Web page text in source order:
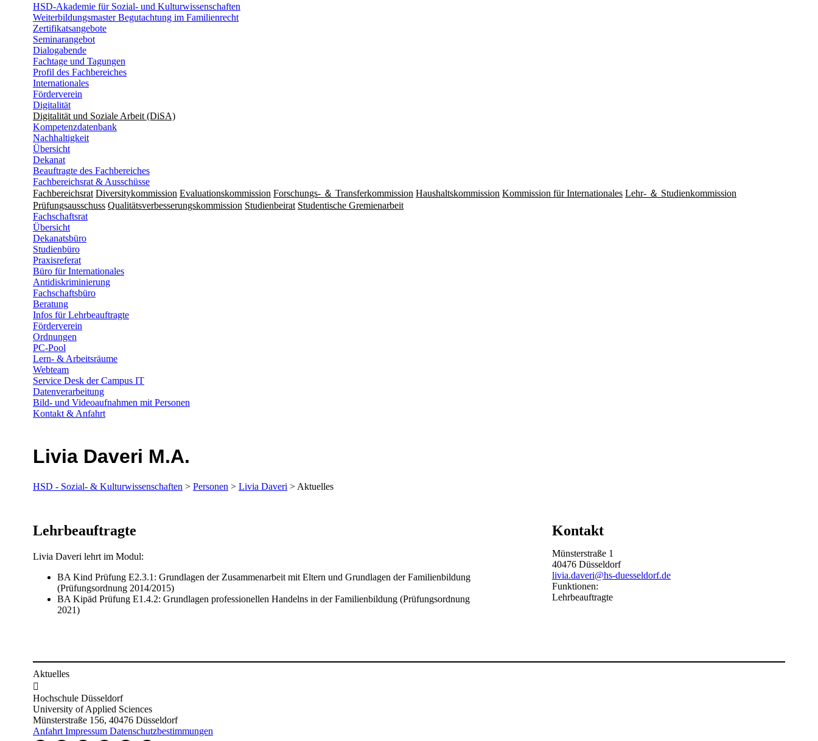
HSD-Akademie für Sozial- und Kulturwissenschaften
Weiterbildungsmaster Begutachtung im Familienrecht
Zertifikatsangebote
Seminarangebot
Dialogabende
Fachtage und Tagungen
Profil des Fachbereiches
Internationales
Förderverein
Digitalität
Digitalität und Soziale Arbeit (DiSA)
Kompetenzdatenbank
Nachhaltigkeit
Übersicht
Dekanat
Beauftragte des Fachbereiches
Fachbereichsrat & Ausschüsse
Fachbereichsrat Diversitykommission Evaluationskommission Forschungs- ＆ Transferkommission Haushaltskommission Kommission für Internationales Lehr- ＆ Studienkommission
Prüfungsausschuss Qualitätsverbesserungskommission Studienbeirat Studentische Gremienarbeit
Fachschaftsrat
Übersicht
Dekanatsbüro
Studienbüro
Praxisreferat
Büro für Internationales
Antidiskriminierung
Fachschaftsbüro
Beratung
Infos für Lehrbeauftragte
Förderverein
Ordnungen
PC-Pool
Lern- & Arbeitsräume
Webteam
Service Desk der Campus IT
Datenverarbeitung
Bild- und Videoaufnahmen mit Personen
Kontakt & Anfahrt
Livia Daveri M.A.
HSD - Sozial- & Kulturwissenschaften > Personen > Livia Daveri > Aktuelles
​Lehrbeauftragte
Livia Daveri lehrt​ im Modul:
BA Kind Prüfung E2.3.1: Grundlagen der Zusammenarbeit mit Eltern und Grundlagen der Familienbildung
(Prüfungsordnung 2014/2015)
BA Kipäd Prüfung E1.4.2: Grundlagen professionellen Handelns in der Familienbildung (Prüfungsordnung
2021)
Kontakt
Münsterstraße 1
40476 Düsseldorf
livia.daveri@hs-duesseldorf.de
Funktionen:
Lehrbeauftragte
Aktuelles

Hochschule Düsseldorf
University of Applied Sciences
Münsterstraße 156, 40476 Düsseldorf
Anfahrt Impressum Datenschutzbestimmungen